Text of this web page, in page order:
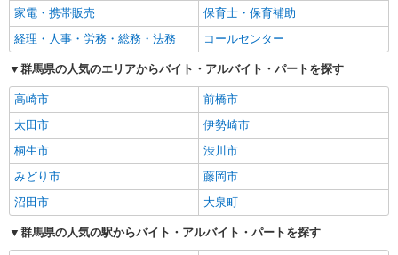
家電・携帯販売
保育士・保育補助
経理・人事・労務・総務・法務
コールセンター
群馬県の人気のエリアからバイト・アルバイト・パートを探す
高崎市
前橋市
太田市
伊勢崎市
桐生市
渋川市
みどり市
藤岡市
沼田市
大泉町
群馬県の人気の駅からバイト・アルバイト・パートを探す